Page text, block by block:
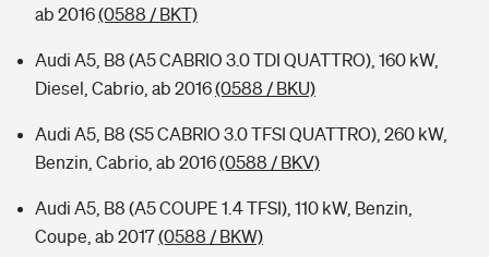
ab 2016(0588 / BKT)
Audi A5, B8 (A5 CABRIO 3.0 TDI QUATTRO), 160 kW,
Diesel, Cabrio, ab 2016(0588 / BKU)
Audi A5, B8 (S5 CABRIO 3.0 TFSI QUATTRO), 260 kW,
Benzin, Cabrio, ab 2016(0588 / BKV)
Audi A5, B8 (A5 COUPE 1.4 TFSI), 110 kW, Benzin,
Coupe, ab 2017(0588 / BKW)